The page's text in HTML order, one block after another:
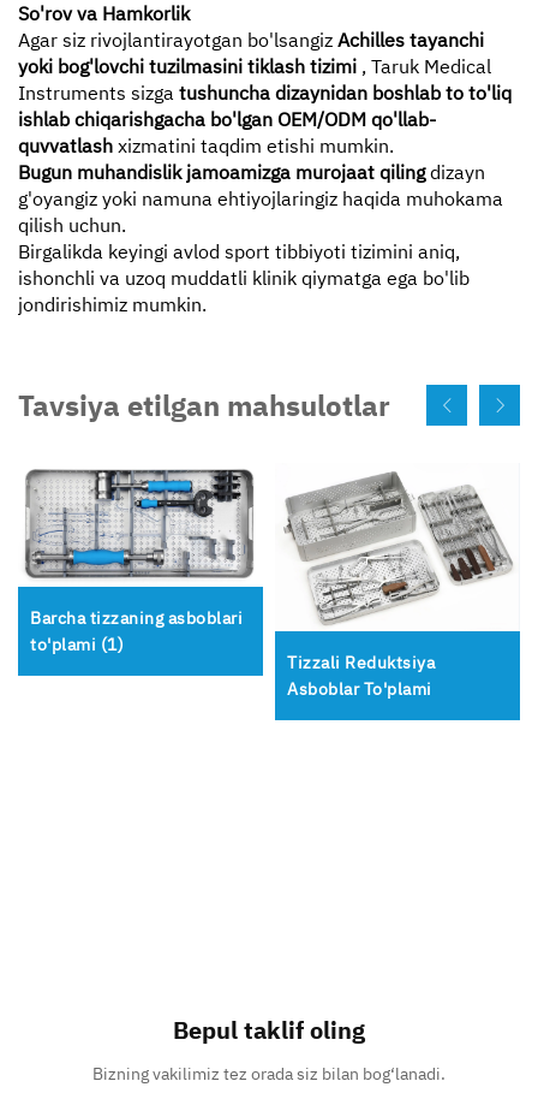
So'rov va Hamkorlik
Agar siz rivojlantirayotgan bo'lsangiz Achilles tayanchi
yoki bog'lovchi tuzilmasini tiklash tizimi , Taruk Medical
Instruments sizga tushuncha dizaynidan boshlab to to'liq
ishlab chiqarishgacha bo'lgan OEM/ODM qo'llab-
quvvatlash xizmatini taqdim etishi mumkin.
Bugun muhandislik jamoamizga murojaat qilingdizayn
g'oyangiz yoki namuna ehtiyojlaringiz haqida muhokama
qilish uchun.
Birgalikda keyingi avlod sport tibbiyoti tizimini aniq,
ishonchli va uzoq muddatli klinik qiymatga ega bo'lib
jondirishimiz mumkin.
Tavsiya etilgan mahsulotlar
Barcha tizzaning asboblari
to'plami (1)
Tizzali Reduktsiya
Asboblar To'plami
Bepul taklif oling
Bizning vakilimiz tez orada siz bilan bog‘lanadi.